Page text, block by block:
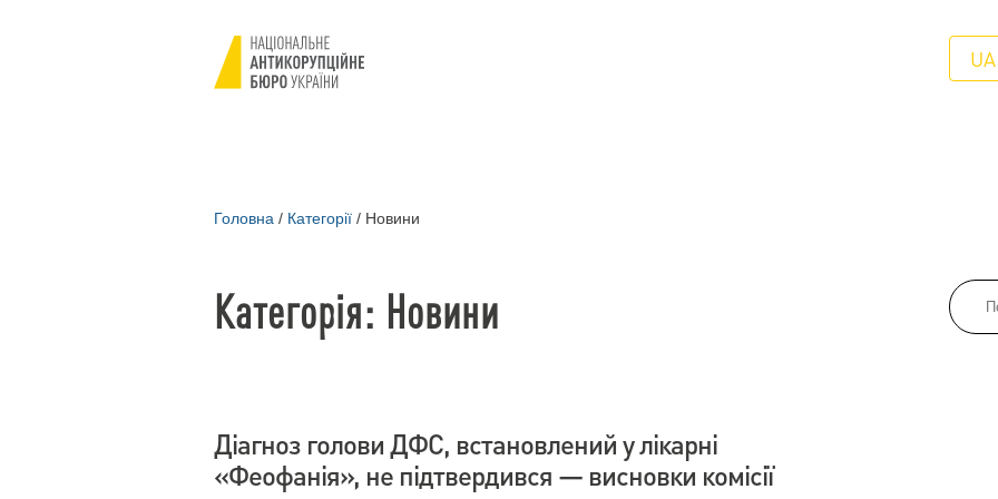
UA
Головна / Категорії / Новини
Категорія: Новини
Діагноз голови ДФС, встановлений у лікарні
«Феофанія», не підтвердився — висновки комісії